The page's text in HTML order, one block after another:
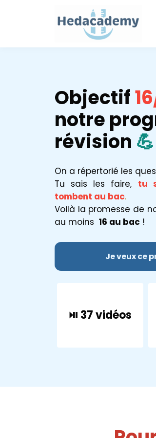
Objectif
notre
révision 💪
On a répertorié les
Tu sais les faire, tu
tombent au bac.
Voilà la promesse de
au moins 16 au bac !
Je veux ce
⏯ 37 vidéos